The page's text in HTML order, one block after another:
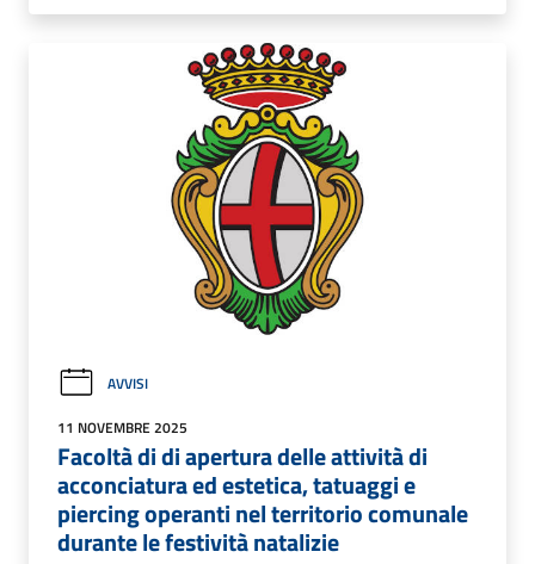
AVVISI
11 NOVEMBRE 2025
Facoltà di di apertura delle attività di
acconciatura ed estetica, tatuaggi e
piercing operanti nel territorio comunale
durante le festività natalizie